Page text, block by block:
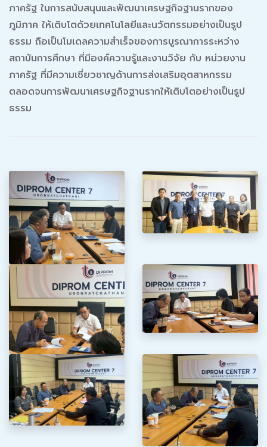
ภาครัฐ ในการสนับสนุนและพัฒนาเศรษฐกิจฐานรากของ
ภูมิภาค ให้เติบโตด้วยเทคโนโลยีและนวัตกรรมอย่างเป็นรูป
ธรรม ถือเป็นโมเดลความสำเร็จของการบูรณาการระหว่าง
สถาบันการศึกษา ที่มีองค์ความรู้และงานวิจัย กับ หน่วยงาน
ภาครัฐ ที่มีความเชี่ยวชาญด้านการส่งเสริมอุตสาหกรรม
ตลอดจนการพัฒนาเศรษฐกิจฐานรากให้เติบโตอย่างเป็นรูป
ธรรม